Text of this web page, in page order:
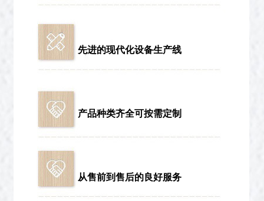
先进的现代化设备生产线
产品种类齐全可按需定制
从售前到售后的良好服务